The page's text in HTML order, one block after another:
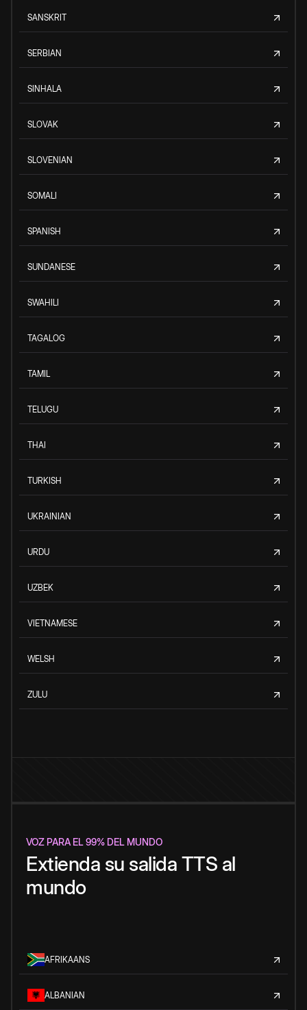
SANSKRIT
SERBIAN
SINHALA
SLOVAK
SLOVENIAN
SOMALI
SPANISH
SUNDANESE
SWAHILI
TAGALOG
TAMIL
TELUGU
THAI
TURKISH
UKRAINIAN
URDU
UZBEK
VIETNAMESE
WELSH
ZULU
VOZ PARA EL 99% DEL MUNDO
Extienda su salida TTS al
mundo
AFRIKAANS
ALBANIAN